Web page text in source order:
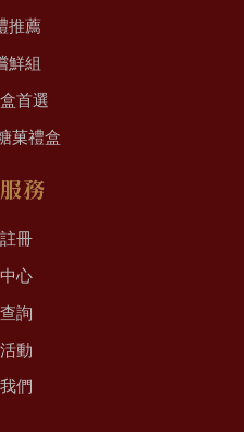
推薦
鮮組
首選
菓禮盒
務
冊
心
詢
動
們